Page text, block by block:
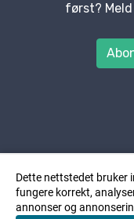
Dette nettstedet bruker
fungere korrekt,
annonser og
først?